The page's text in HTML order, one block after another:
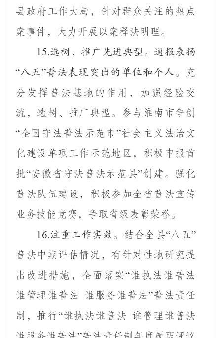
县政府工作大局，针对群众关注的热点
案事件，大力开展以案释法明理。
15.选树、推广先进典型。通报表扬
“八五”普法表现突出的单位和个人。
充
分发挥普法基地的作用，加强经验交
流，选树、推广典型。参与淮南市争创
“全国守法普法示范市”社会主义法治文
化建设单项工作示范地区，积极申报首
批“安徽省守法普法示范县”创建。强化
普法队伍建设，积极参加全省普法宣传
业务技能竞赛，争取省级表彰荣誉。
16.注重工作实效。 结合全县“八五”
普法中期评估情况，有针对性地研究提
出改进措施，全面落实“谁执法谁普法
谁管理谁普法 谁服务谁普法”普法责任
制，推行“谁执法谁普法 谁管理谁普法